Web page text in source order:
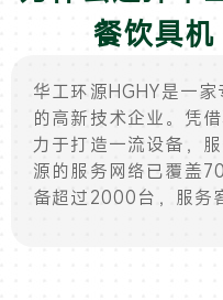
餐饮具
华工环源HGHY是一
的高新技术企业。凭
力于打造一流设备，
源的服务网络已覆盖
备超过2000台，服务